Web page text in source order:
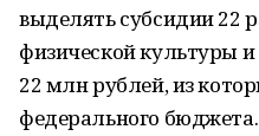
выделять субсидии 22
физической культуры
22 млн рублей, из
федерального